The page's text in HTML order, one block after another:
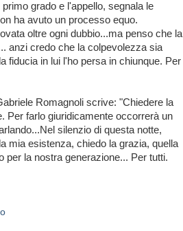
grado e l'appello, segnala le
ha avuto un processo equo.
oltre ogni dubbio...ma penso che la
anzi credo che la colpevolezza sia
fiducia in lui l'ho persa in chiunque. Per
Romagnoli scrive: "Chiedere la
Per farlo giuridicamente occorrerà un
silenzio di questa notte,
mia esistenza, chiedo la grazia, quella
per la nostra generazione... Per tutti.